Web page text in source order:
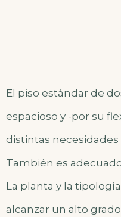
El piso estándar de
espacioso y -por su
distintas
También es
La planta y la
alcanzar un alto